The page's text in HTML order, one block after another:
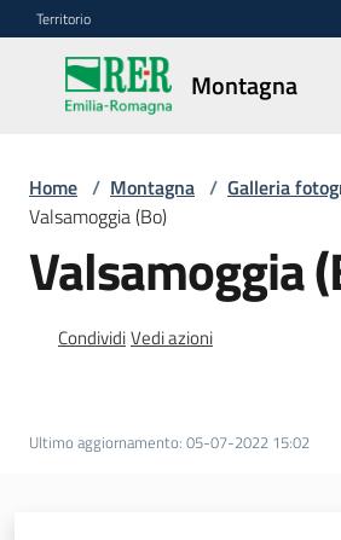
Vai al contenuto
Vai alla navigazione
Vai al footer
Territorio
Montagna
Montagna
Vivere
lavorare
del
Home / Montagna / Galleria
Valsamoggia (Bo)
Valsamoggia
CondividiVedi azioni
Ultimo aggiornamento: 05-07-2022 15:02